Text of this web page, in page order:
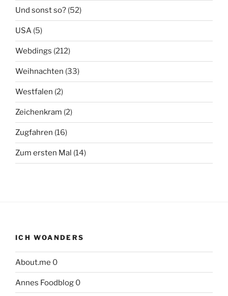
Und sonst so? (52)
USA (5)
Webdings (212)
Weihnachten (33)
Westfalen (2)
Zeichenkram (2)
Zugfahren (16)
Zum ersten Mal (14)
ICH WOANDERS
About.me 0
Annes Foodblog 0